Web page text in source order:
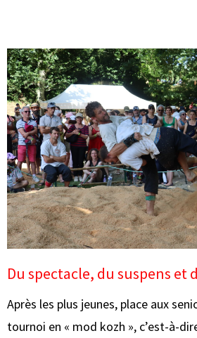
Du spectacle, du suspens et
Après les plus jeunes, place aux
tournoi en « mod kozh », c’est-à-